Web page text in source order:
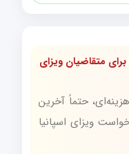
متقاضیان ویزای
حتماً آخرین
ویزای اسپانیا